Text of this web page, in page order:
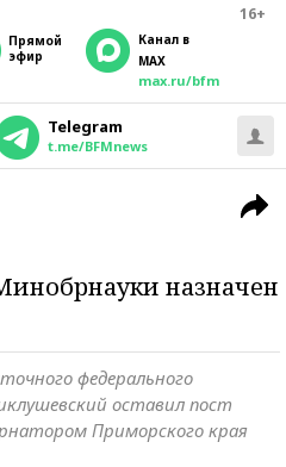
16+
прямой
эфир
Канал в
MAX
max.ru/bfm
Telegram
t.me/BFMnews
назначен
федерального
оставил пост
Приморского края